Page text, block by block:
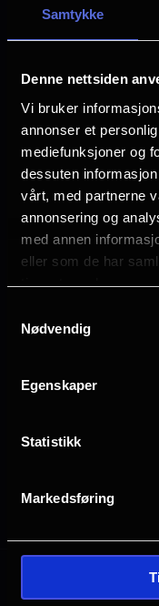
Samtykke
Denne nettsiden
Vi bruker
annonser et
mediefunksjoner og
dessuten
vårt, med partnerne
annonsering og
med annen
eller som de har
tjenestene deres.
Nødvendig
Egenskaper
Statistikk
Markedsføring
Matthias
EN
Sjanger
Action
Komedie
Superheltfilm
Distributør
Warner Bros.
kameraet har
Rob Hardy,
Lamont, klipper
effektsjef
Ramin Djawadi.
DC Studios
Troll Court
Company, en
«Supergirl».
over av Warner
Mange ledige